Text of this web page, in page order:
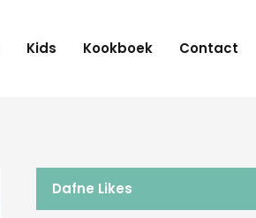
Kids Kookboek Contact
Dafne Likes